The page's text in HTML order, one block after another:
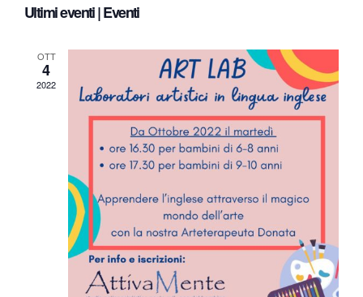
la
Ultimi eventi | Eventi
OTT
4
2022